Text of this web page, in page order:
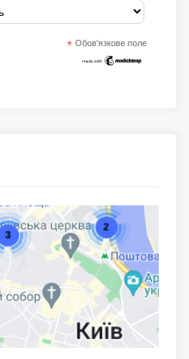
* Обов'язкове поле